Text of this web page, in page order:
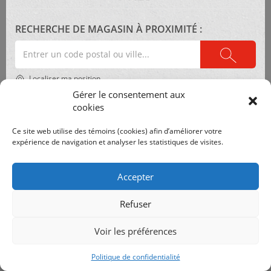
Gérer le consentement aux
cookies
Ce site web utilise des témoins (cookies) afin d’améliorer votre
expérience de navigation et analyser les statistiques de visites.
Accepter
Refuser
Voir les préférences
Politique de confidentialité
RECHERCHE DE MAGASIN À PROXIMITÉ :
Entrer
un
code
postalLocaliser ma position
Politique de confidentialité
Professionnels de l’industrie
Archives
Catégories
©2026 Inter Luminaires. Tous droits réservés.Conception Web :: Oktane